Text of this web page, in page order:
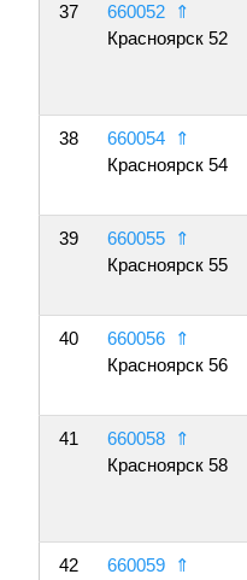
37 660052
⇑
Красноярск 52
38 660054
⇑
Красноярск 54
39 660055
⇑
Красноярск 55
40 660056
⇑
Красноярск 56
41 660058
⇑
Красноярск 58
42 660059
⇑